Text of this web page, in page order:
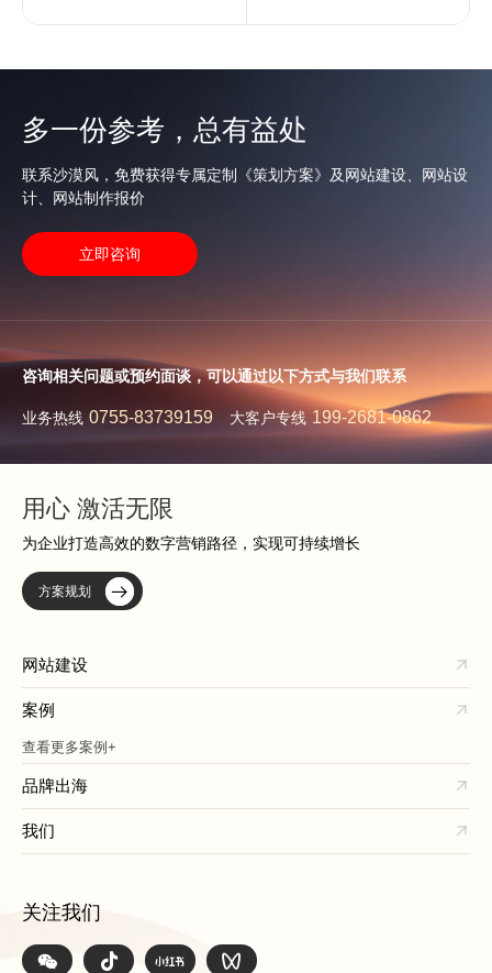
多一份参考，总有益处
联系沙漠风，免费获得专属定制《策划方案》及网站建设、网站设
计、网站制作报价
立即咨询
咨询相关问题或预约面谈，可以通过以下方式与我们联系
业务热线 0755-83739159 大客户专线 199-2681-0862
用心 激活无限
为企业打造高效的数字营销路径，实现可持续增长
方案规划
网站建设
案例
查看更多案例+
品牌出海
我们
关注我们